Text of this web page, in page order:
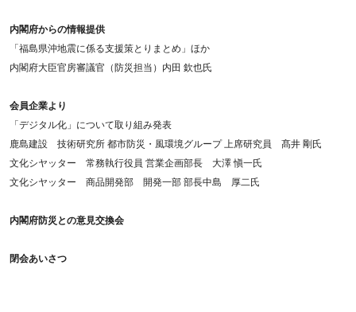
内閣府からの情報提供
「福島県沖地震に係る支援策とりまとめ」ほか
内閣府大臣官房審議官（防災担当）内田 欽也氏
会員企業より
「デジタル化」について取り組み発表
鹿島建設 技術研究所 都市防災・風環境グループ 上席研究員 髙井 剛氏
文化シヤッター 常務執行役員 営業企画部長 大澤 愼一氏
文化シヤッター 商品開発部 開発一部 部長中島 厚二氏
内閣府防災との意見交換会
閉会あいさつ